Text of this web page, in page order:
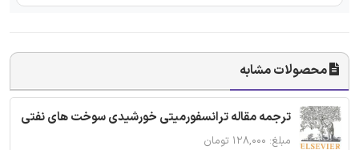
محصولات مشابه
ترجمه مقاله ترانسفورمیتی خورشیدی سوخت های نفتی
مبلغ: ۱۲۸,۰۰۰ تومان